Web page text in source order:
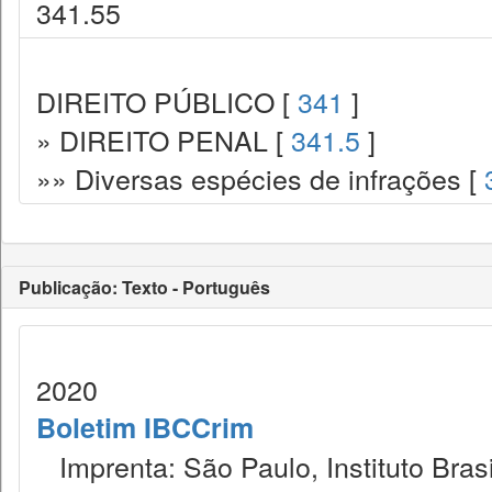
341.55
DIREITO PÚBLICO [ 341 ]
» DIREITO PENAL [ 341.5 ]
»» Diversas espécies de infrações [
Publicação: Texto - Português
2020
Boletim IBCCrim
Imprenta: São Paulo, Instituto